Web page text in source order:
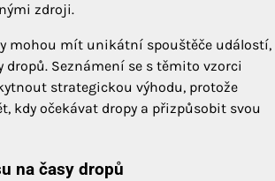
zdroji.
mohou mít unikátní spouštěče událostí,
dropů. Seznámení se s těmito vzorci
strategickou výhodu, protože
kdy očekávat dropy a přizpůsobit svou
na časy dropů